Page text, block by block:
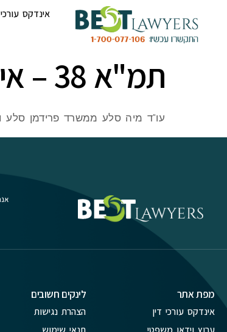
אינדקס עורכי
תמ"א 38 – איך מתחילים? משרד פרידמן סלע ושות'
עו"ד מיה סלע ממשרד פרידמן סלע ושות'
מפת אתר
אינדקס עורכי דין
לינקים חשובים
הצהרת נגישות